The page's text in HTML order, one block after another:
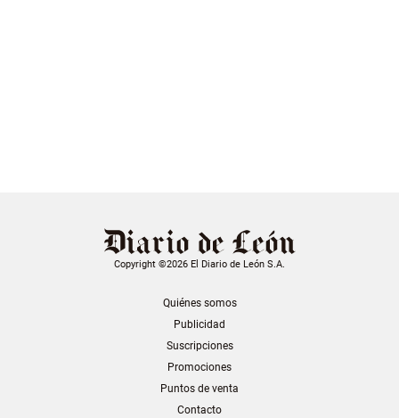
Copyright ©2026 El Diario de León S.A.
Quiénes somos
Publicidad
Suscripciones
Promociones
Puntos de venta
Contacto